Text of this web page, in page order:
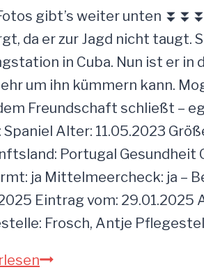
r
d
e
e
i
n
f
a
c
h
u
gibt’s weiter unten
da er zur Jagd nicht taugt.
in Cuba. Nun ist er in
um ihn kümmern kann.
Freundschaft schließt –
Spaniel Alter: 11.05.2023
Portugal Gesundheit
ja Mittelmeercheck: ja –
Eintrag vom: 29.01.2025
Frosch, Antje
M